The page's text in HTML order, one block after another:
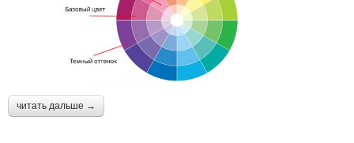
читать дальше →